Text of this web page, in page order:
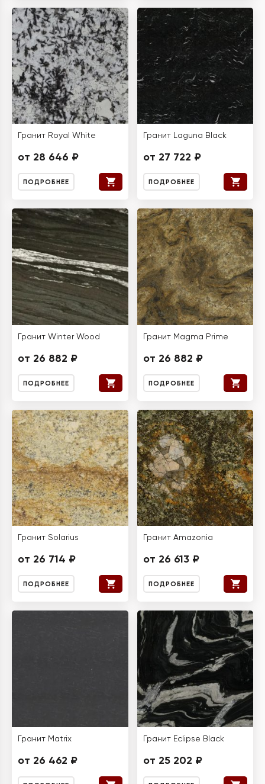
Гранит Royal White
от 28 646 ₽
ПОДРОБНЕЕ
Гранит Laguna Black
от 27 722 ₽
ПОДРОБНЕЕ
Гранит Winter Wood
от 26 882 ₽
ПОДРОБНЕЕ
Гранит Magma Prime
от 26 882 ₽
ПОДРОБНЕЕ
Гранит Solarius
от 26 714 ₽
ПОДРОБНЕЕ
Гранит Amazonia
от 26 613 ₽
ПОДРОБНЕЕ
Гранит Matrix
от 26 462 ₽
Гранит Eclipse Black
от 25 202 ₽